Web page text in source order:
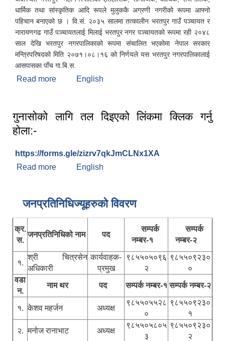
धार्मिक तथा सांस्कृतिक आदि रूपले मुलुककै अग्रणी नगरीको रूपमा आफ्नो
पहिचान बनाएको छ । वि.सं. २०३५ सालमा तत्कालीन भरतपुर गाउँ पञ्चायत र
नारायणगढ गाउँ पञ्चायतलाई मिलाई भरतपुर नगर पञ्चायतको रूपमा रही २०४८
साल देखि भरतपुर नगरपालिकाको रूपमा संचालित भएकोमा नेपाल सरकार
मन्त्रिपरिषदको मिति २०७१।०८।१६ को निर्णयले यस भरतपुर नगरपालिकालाई
आसपासका पाँच गा.बि.स.
Read more about भरतपुर महानगरपालिकाको संक्षिप्त परिचय
English
गुनासोको लागि तल दिइएको लिंकमा क्लिक गर्नु
होला:-
https://forms.gle/zizrv7qkJmCLNx1XA
Read more about गुनासोको लागि तल दिइएको लिंकमा क्लिक गर्नु
English
जनप्रतिनिधिज्यूहरुको विवरण
क्र.
स.
जनप्रतिनिधिको नाम पद
सम्पर्क
नम्बर-१
सम्पर्क
नम्बर-२
१.
श्री चित्रसेन
अधिकारी
कार्यवाहक-
प्रमुख
९८५५०५०९६
२
९८५५०९२३०
०
वडा
न.
नाम थर पद सम्पर्क नम्बर-१ सम्पर्क नम्बर-२
१. केशव महर्जन अध्यक्ष
९८५५०५५२८
०
९८५५०९२३०
१
२. मनोज रानाभाट अध्यक्ष
९८५५०५८०५
३
९८५५०९२३०
२